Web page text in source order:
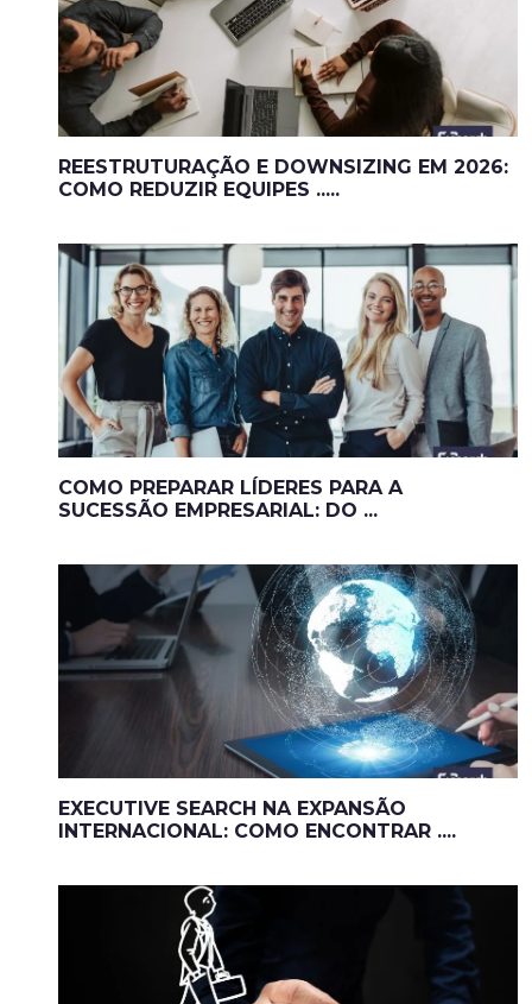
REESTRUTURAÇÃO E DOWNSIZING EM 2026:
COMO REDUZIR EQUIPES .....
COMO PREPARAR LÍDERES PARA A
SUCESSÃO EMPRESARIAL: DO ...
EXECUTIVE SEARCH NA EXPANSÃO
INTERNACIONAL: COMO ENCONTRAR ....